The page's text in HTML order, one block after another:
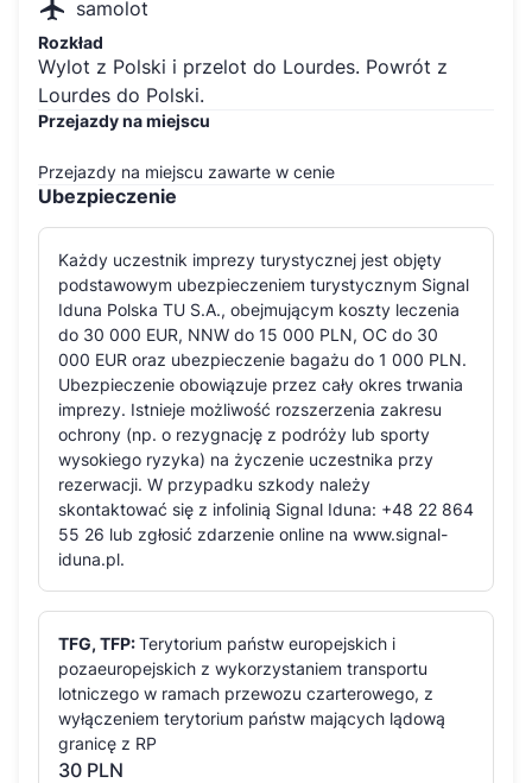
samolot
Rozkład
Wylot z Polski i przelot do Lourdes. Powrót z
Lourdes do Polski.
Przejazdy na miejscu
Przejazdy na miejscu zawarte w cenie
Ubezpieczenie
Każdy uczestnik imprezy turystycznej jest objęty
podstawowym ubezpieczeniem turystycznym Signal
Iduna Polska TU S.A., obejmującym koszty leczenia
do 30 000 EUR, NNW do 15 000 PLN, OC do 30
000 EUR oraz ubezpieczenie bagażu do 1 000 PLN.
Ubezpieczenie obowiązuje przez cały okres trwania
imprezy. Istnieje możliwość rozszerzenia zakresu
ochrony (np. o rezygnację z podróży lub sporty
wysokiego ryzyka) na życzenie uczestnika przy
rezerwacji. W przypadku szkody należy
skontaktować się z infolinią Signal Iduna: +48 22 864
55 26 lub zgłosić zdarzenie online na www.signal-
iduna.pl.
TFG, TFP:Terytorium państw europejskich i
pozaeuropejskich z wykorzystaniem transportu
lotniczego w ramach przewozu czarterowego, z
wyłączeniem terytorium państw mających lądową
granicę z RP
30 PLN